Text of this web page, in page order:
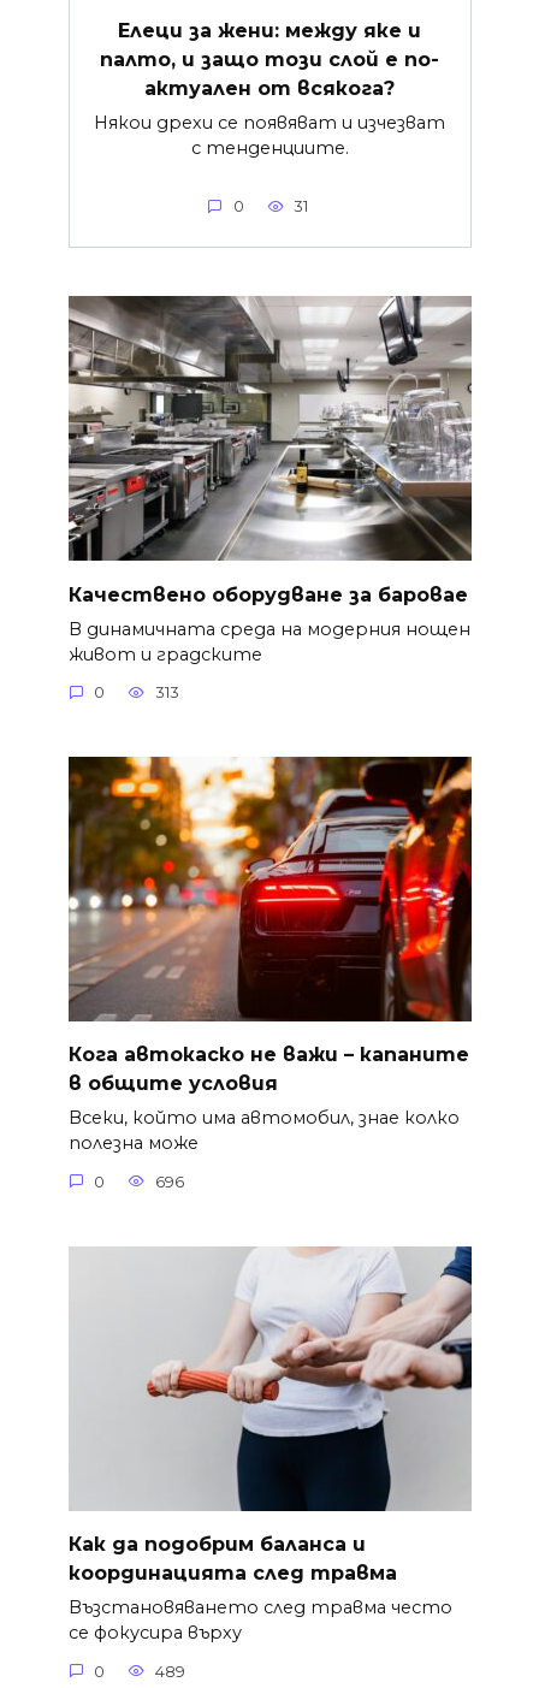
Елеци за жени: между яке и
палто, и защо този слой е по-
актуален от всякога?
Някои дрехи се появяват и изчезват
с тенденциите.
0 31
Качествено оборудване за баровае
В динамичната среда на модерния нощен
живот и градските
0 313
Кога автокаско не важи – капаните
в общите условия
Всеки, който има автомобил, знае колко
полезна може
0 696
Как да подобрим баланса и
координацията след травма
Възстановяването след травма често
се фокусира върху
0 489